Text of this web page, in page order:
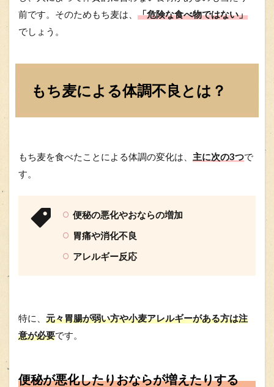
前です。そのためもち麦は、 「危険な食べ物ではない」
でしょう。
もち麦による体調不良とは？
もち麦を食べたことによる体調の変化は、 主に次の3つで
す。
便秘の悪化やおならの増加
胃痛や消化不良
アレルギー反応
特に、 元々胃腸が弱い方や小麦アレルギーがある方は注
意が必要です。
便秘が悪化したりおならが増えたりする